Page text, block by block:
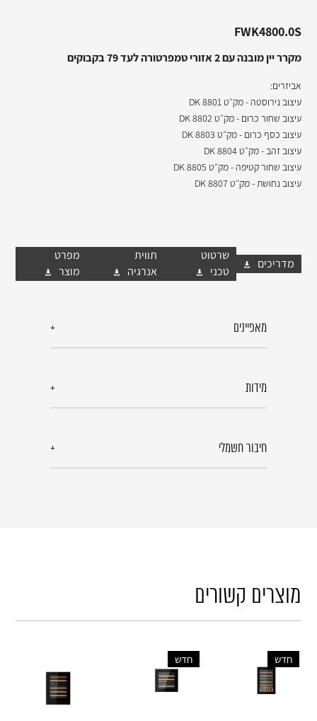
FWK4800.0S
מקרר יין מובנה עם 2 אזורי טמפרטורה לעד 79 בקבוקים
אביזרים:
עיצוב נירוסטה - מק״ט 8801 DK
עיצוב שחור כרום - מק״ט 8802 DK
עיצוב כסף כרום - מק״ט 8803 DK
עיצוב זהב - מק״ט 8804 DK
עיצוב שחור קטיפה - מק״ט 8805 DK
עיצוב נחושת - מק״ט 8807 DK
מדריכים
שרטוט
טכני
תווית
אנרגיה
מפרט
מוצר
מאפיינים
מידות
חיבור חשמלי
מוצרים קשורים
חדש חדש